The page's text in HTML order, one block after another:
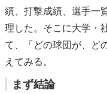
績、打撃成績、選手一
理した。そこに大学・
て、「どの球団が、ど
えてみる。
まず結論